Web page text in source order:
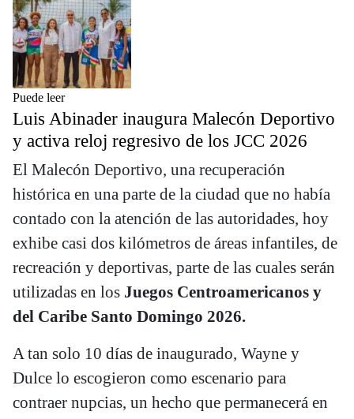
Puede leer
Luis Abinader inaugura Malecón Deportivo
y activa reloj regresivo de los JCC 2026
El Malecón Deportivo, una recuperación
histórica en una parte de la ciudad que no había
contado con la atención de las autoridades, hoy
exhibe casi dos kilómetros de áreas infantiles, de
recreación y deportivas, parte de las cuales serán
utilizadas en los Juegos Centroamericanos y
del Caribe Santo Domingo 2026.
A tan solo 10 días de inaugurado, Wayne y
Dulce lo escogieron como escenario para
contraer nupcias, un hecho que permanecerá en